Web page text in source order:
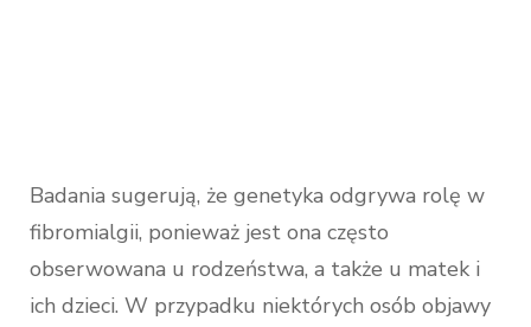
Badania sugerują, że genetyka odgrywa rolę w
fibromialgii, ponieważ jest ona często
obserwowana u rodzeństwa, a także u matek i
ich dzieci. W przypadku niektórych osób objawy